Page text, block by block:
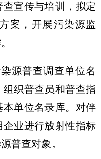
宣传与培训，拟定
案，开展污染源监
源普查调查单位名
织普查员和普查指
单位名录库。对伴
业进行放射性指标
普查对象。